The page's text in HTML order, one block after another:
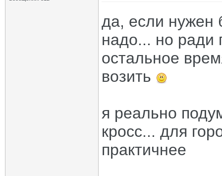
да, если нужен
надо... но ради
остальное
возить
я реально
кросс... для
практичнее